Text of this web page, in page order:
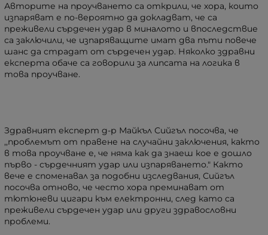
Авторите на проучването са открили, че хора, които
изпаряват е по-вероятно да докладват, че са
преживели сърдечен удар в миналото и впоследствие
са заключили, че изпаряващите имат два пъти повече
шанс да страдат от сърдечен удар. Няколко здравни
експерта обаче са говорили за липсата на логика в
това проучване.
Здравният експерт д-р Майкъл Сийгъл посочва, че
,,проблемът от правене на случайни заключения, както
в това проучване е, че няма как да знаеш кое е дошло
първо - сърдечният удар или изпаряването." Както
вече е споменавал за подобни изследвания, Сийгъл
посочва отново, че често хора преминават от
тютюневи цигари към електронни, след като са
преживели сърдечен удар или други здравословни
проблеми.